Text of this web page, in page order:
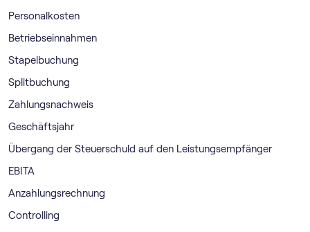
Personalkosten
Betriebseinnahmen
Stapelbuchung
Splitbuchung
Zahlungsnachweis
Geschäftsjahr
Übergang der Steuerschuld auf den Leistungsempfänger
EBITA
Anzahlungsrechnung
Controlling